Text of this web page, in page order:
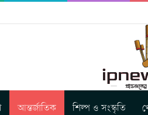
নতুন গান ‘Baljanggi’
আন্তর্জাতিক শিল্প ও সংস্কৃতি